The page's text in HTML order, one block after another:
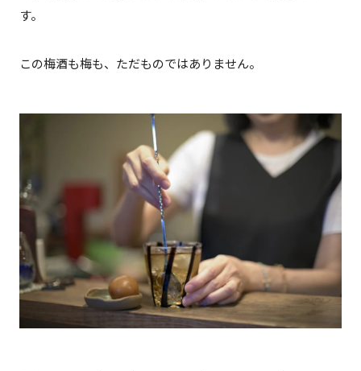
す。
この梅酒も梅も、ただものではありません。